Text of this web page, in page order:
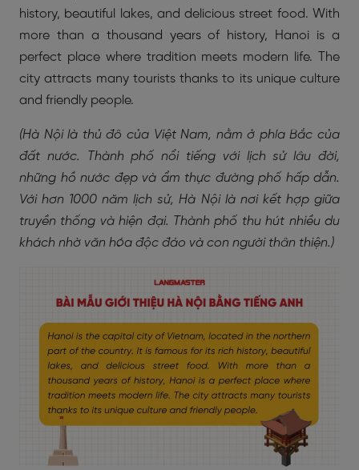
history, beautiful lakes, and delicious street food. With
more than a thousand years of history, Hanoi is a
perfect place where tradition meets modern life. The
city attracts many tourists thanks to its unique culture
and friendly people.
(Hà Nội là thủ đô của Việt Nam, nằm ở phía Bắc của
đất nước. Thành phố nổi tiếng với lịch sử lâu đời,
những hồ nước đẹp và ẩm thực đường phố hấp dẫn.
Với hơn 1000 năm lịch sử, Hà Nội là nơi kết hợp giữa
truyền thống và hiện đại. Thành phố thu hút nhiều du
khách nhờ văn hóa độc đáo và con người thân thiện.)